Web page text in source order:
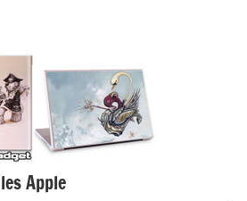
Apple